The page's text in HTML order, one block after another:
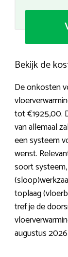
Bekijk de
De onkosten
tot €1925,00.
van allemaal
een systeem
wenst.
soort
toplaag
tref je de
augustus